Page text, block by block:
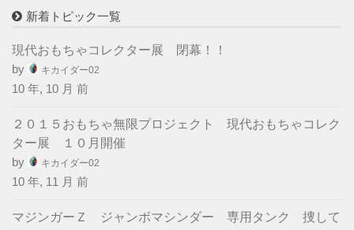
新着トピック一覧
現代おもちゃコレクター展 閉幕！！
by
キカイダー02
10 年, 10 月 前
２０１５おもちゃ無限プロジェクト 現代おもちゃコレク
ター展 １０月開催
by
キカイダー02
10 年, 11 月 前
マジンガーＺ ジャンボマシンダー 専用タンク 捜して